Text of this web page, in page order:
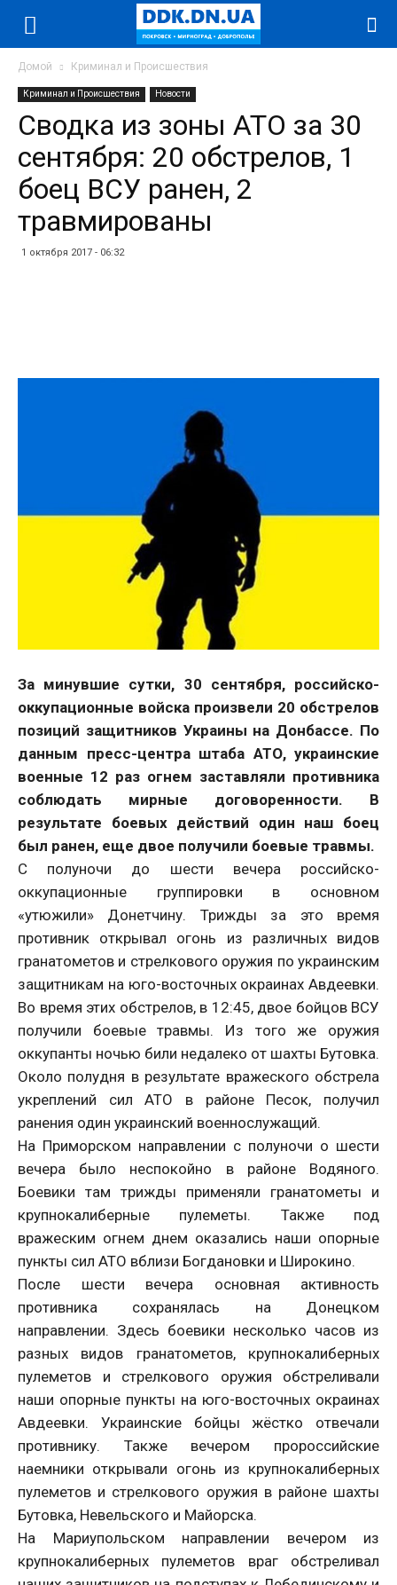
Домой Криминал и Происшествия
Криминал и Происшествия Новости
Сводка из зоны АТО за 30
сентября: 20 обстрелов, 1
боец ВСУ ранен, 2
травмированы
1 октября 2017 - 06:32
За минувшие сутки, 30 сентября, российско-
оккупационные войска произвели 20 обстрелов
позиций защитников Украины на Донбассе. По
данным пресс-центра штаба АТО, украинские
военные 12 раз огнем заставляли противника
соблюдать мирные договоренности. В
результате боевых действий один наш боец
был ранен, еще двое получили боевые травмы.
С полуночи до шести вечера российско-
оккупационные группировки в основном
«утюжили» Донетчину. Трижды за это время
противник открывал огонь из различных видов
гранатометов и стрелкового оружия по украинским
защитникам на юго-восточных окраинах Авдеевки.
Во время этих обстрелов, в 12:45, двое бойцов ВСУ
получили боевые травмы. Из того же оружия
оккупанты ночью били недалеко от шахты Бутовка.
Около полудня в результате вражеского обстрела
укреплений сил АТО в районе Песок, получил
ранения один украинский военнослужащий.
На Приморском направлении с полуночи о шести
вечера было неспокойно в районе Водяного.
Боевики там трижды применяли гранатометы и
крупнокалиберные пулеметы. Также под
вражеским огнем днем оказались наши опорные
пункты сил АТО вблизи Богдановки и Широкино.
После шести вечера основная активность
противника сохранялась на Донецком
направлении. Здесь боевики несколько часов из
разных видов гранатометов, крупнокалиберных
пулеметов и стрелкового оружия обстреливали
наши опорные пункты на юго-восточных окраинах
Авдеевки. Украинские бойцы жёстко отвечали
противнику. Также вечером пророссийские
наемники открывали огонь из крупнокалиберных
пулеметов и стрелкового оружия в районе шахты
Бутовка, Невельского и Майорска.
На Мариупольском направлении вечером из
крупнокалиберных пулеметов враг обстреливал